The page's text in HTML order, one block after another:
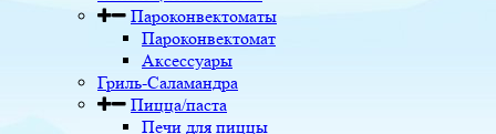
Пароконвектоматы
Пароконвектомат
Аксессуары
Гриль-Саламандра
Пицца/паста
Печи для пиццы